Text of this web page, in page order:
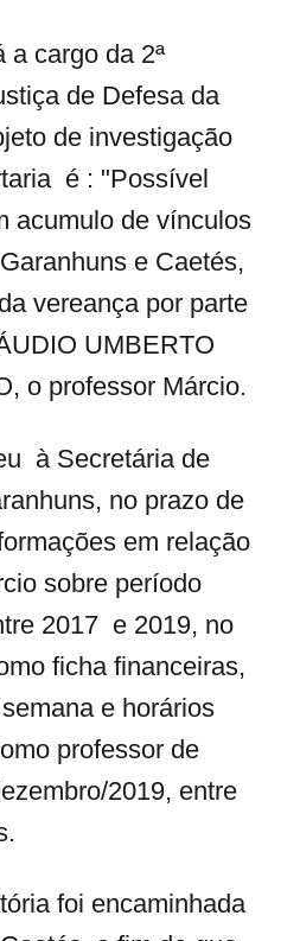
a cargo da 2ª
de Defesa da
de investigação
é : "Possível
acumulo de vínculos
e Caetés,
vereança por parte
UMBERTO
o professor Márcio.
à Secretária de
no prazo de
em relação
sobre período
2017 e 2019, no
ficha financeiras,
e horários
professor de
2019, entre
foi encaminhada